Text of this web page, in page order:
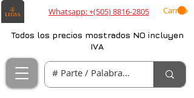
Whatsapp: +(505) 8816-2805 Carrito
Todos los precios mostrados NO incluyen
IVA